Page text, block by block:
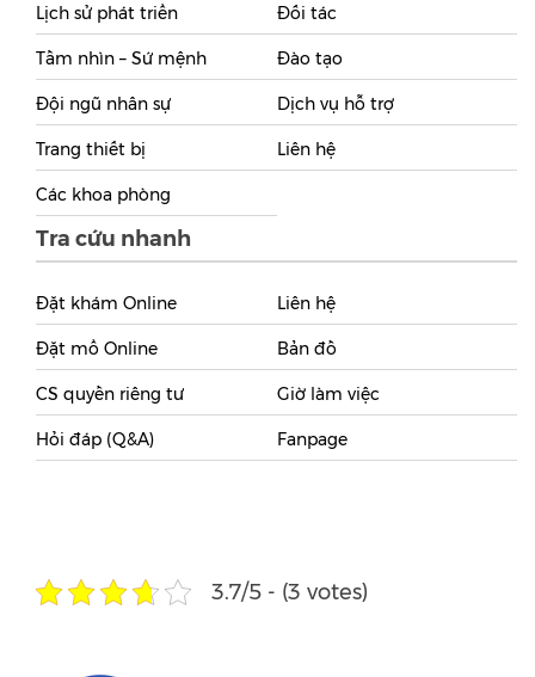
Lịch sử phát triển
Tầm nhìn – Sứ mệnh
Đội ngũ nhân sự
Trang thiết bị
Các khoa phòng
Đối tác
Đào tạo
Dịch vụ hỗ trợ
Liên hệ
Tra cứu nhanh
Đặt khám Online
Đặt mổ Online
CS quyền riêng tư
Hỏi đáp (Q&A)
Liên hệ
Bản đồ
Giờ làm việc
Fanpage
3.7/5 - (3 votes)